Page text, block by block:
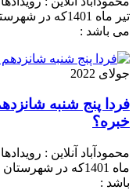
تیر ماه 1401که
می باشد :
جولای 2022
خبره؟
محمودآباد آنلاین :
ماه 1401که در
باشد :